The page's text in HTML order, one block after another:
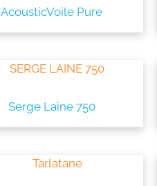
AcousticVoile Pure
Serge Laine 750